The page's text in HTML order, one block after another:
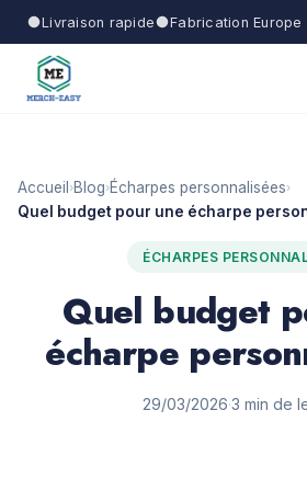
Livraison rapide Fabrication Europe
Accueil ›Blog›Écharpes personnalisées›
Quel budget pour une écharpe
ÉCHARPES
Quel budget
écharpe
29/03/2026·3 min de